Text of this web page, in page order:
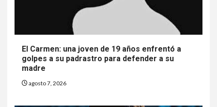
El Carmen: una joven de 19 años enfrentó a
golpes a su padrastro para defender a su
madre
agosto 7, 2026